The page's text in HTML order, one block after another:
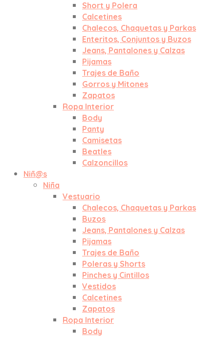
Short y Polera
Calcetines
Chalecos, Chaquetas y Parkas
Enteritos, Conjuntos y Buzos
Jeans, Pantalones y Calzas
Pijamas
Trajes de Baño
Gorros y Mitones
Zapatos
Ropa Interior
Body
Panty
Camisetas
Beatles
Calzoncillos
Niñ@s
Niña
Vestuario
Chalecos, Chaquetas y Parkas
Buzos
Jeans, Pantalones y Calzas
Pijamas
Trajes de Baño
Poleras y Shorts
Pinches y Cintillos
Vestidos
Calcetines
Zapatos
Ropa Interior
Body